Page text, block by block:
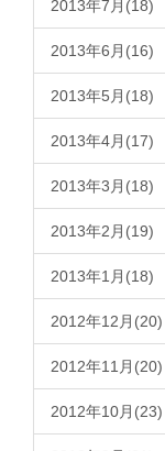
2013年7月(18)
2013年6月(16)
2013年5月(18)
2013年4月(17)
2013年3月(18)
2013年2月(19)
2013年1月(18)
2012年12月(20)
2012年11月(20)
2012年10月(23)